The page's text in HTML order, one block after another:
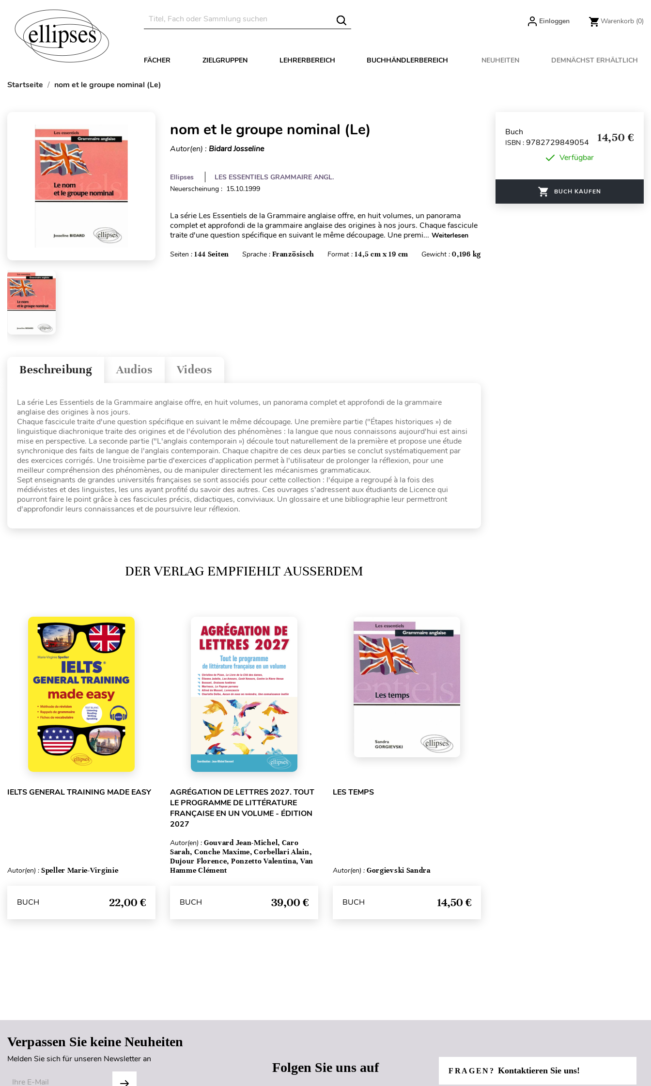
Einloggen Warenkorb (0)
FÄCHER ZIELGRUPPEN LEHRERBEREICH BUCHHÄNDLERBEREICH NEUHEITEN DEMNÄCHST ERHÄLTLICH
Startseite nom et le groupe nominal (Le)
nom et le groupe nominal (Le)
Autor(en) : Bidard Josseline
Ellipses
LES ESSENTIELS GRAMMAIRE ANGL.
Neuerscheinung : 15.10.1999
La série Les Essentiels de la Grammaire anglaise offre, en huit volumes, un panorama
complet et approfondi de la grammaire anglaise des origines à nos jours. Chaque fascicule
traite d'une question spécifique en suivant le même découpage. Une premi... Weiterlesen
Seiten : 144 Seiten Sprache :Französisch Format :14,5 cm x 19 cm Gewicht :0,196 kg
Videos
Audios
Beschreibung
La série Les Essentiels de la Grammaire anglaise offre, en huit volumes, un panorama complet et approfondi de la grammaire
anglaise des origines à nos jours.
Chaque fascicule traite d'une question spécifique en suivant le même découpage. Une première partie ("Étapes historiques ») de
linguistique diachronique traite des origines et de l'évolution des phénomènes : la langue que nous connaissons aujourd'hui est ainsi
mise en perspective. La seconde partie ("L'anglais contemporain ») découle tout naturellement de la première et propose une étude
synchronique des faits de langue de l'anglais contemporain. Chaque chapitre de ces deux parties se conclut systématiquement par
des exercices corrigés. Une troisième partie d'exercices d'application permet à l'utilisateur de prolonger la réflexion, pour une
meilleur compréhension des phénomènes, ou de manipuler directement les mécanismes grammaticaux.
Sept enseignants de grandes universités françaises se sont associés pour cette collection : l'équipe a regroupé à la fois des
médiévistes et des linguistes, les uns ayant profité du savoir des autres. Ces ouvrages s'adressent aux étudiants de Licence qui
pourront faire le point grâce à ces fascicules précis, didactiques, conviviaux. Un glossaire et une bibliographie leur permettront
d'approfondir leurs connaissances et de poursuivre leur réflexion.
DER VERLAG EMPFIEHLT AUSSERDEM
IELTS GENERAL TRAINING MADE EASY
Autor(en) : Speller Marie-Virginie
BUCH 22,00 €
AGRÉGATION DE LETTRES 2027. TOUT
LE PROGRAMME DE LITTÉRATURE
FRANÇAISE EN UN VOLUME - ÉDITION
2027
Autor(en) : Gouvard Jean-Michel, Caro
Sarah, Conche Maxime, Corbellari Alain,
Dujour Florence, Ponzetto Valentina, Van
Hamme Clément
BUCH 39,00 €
LES TEMPS
Autor(en) : Gorgievski Sandra
BUCH 14,50 €
Buch
ISBN : 9782729849054 14,50 €
Verfügbar
BUCH KAUFEN
Verpassen Sie keine Neuheiten
Melden Sie sich für unseren Newsletter an
Folgen Sie uns auf FRAGEN?Kontaktieren Sie uns!